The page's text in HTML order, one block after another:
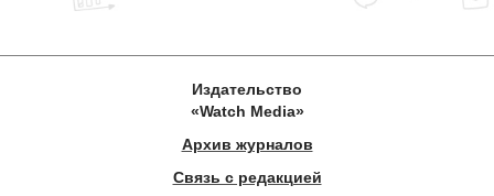
Издательство
«Watch Media»
Архив журналов
Связь с редакцией